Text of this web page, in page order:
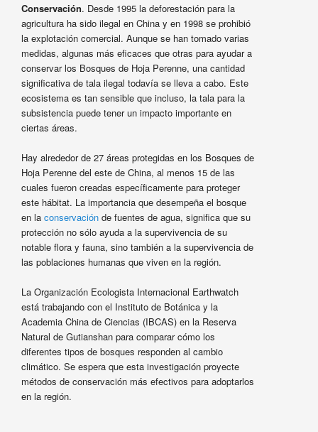
Conservación. Desde 1995 la deforestación para la
agricultura ha sido ilegal en China y en 1998 se prohibió
la explotación comercial. Aunque se han tomado varias
medidas, algunas más eficaces que otras para ayudar a
conservar los Bosques de Hoja Perenne, una cantidad
significativa de tala ilegal todavía se lleva a cabo. Este
ecosistema es tan sensible que incluso, la tala para la
subsistencia puede tener un impacto importante en
ciertas áreas.
Hay alrededor de 27 áreas protegidas en los Bosques de
Hoja Perenne del este de China, al menos 15 de las
cuales fueron creadas específicamente para proteger
este hábitat. La importancia que desempeña el bosque
en la conservaciónde fuentes de agua, significa que su
protección no sólo ayuda a la supervivencia de su
notable flora y fauna, sino también a la supervivencia de
las poblaciones humanas que viven en la región.
La Organización Ecologista Internacional Earthwatch
está trabajando con el Instituto de Botánica y la
Academia China de Ciencias (IBCAS) en la Reserva
Natural de Gutianshan para comparar cómo los
diferentes tipos de bosques responden al cambio
climático. Se espera que esta investigación proyecte
métodos de conservación más efectivos para adoptarlos
en la región.